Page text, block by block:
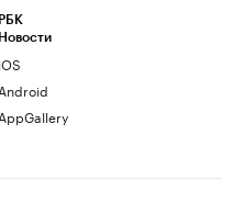
РБК
Новости
iOS
Android
AppGallery